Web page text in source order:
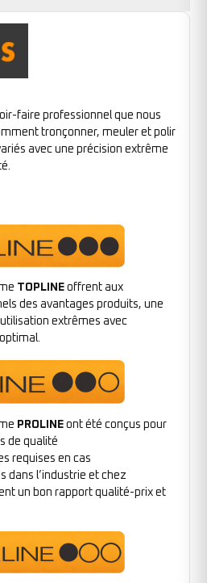
faire professionnel que nous
tronçonner, meuler et polir
avec une précision extrême
TOPLINE offrent aux
des avantages produits, une
extrêmes avec
PROLINE ont été conçus pour
de qualité
requises en cas
dans l’industrie et chez
un bon rapport qualité-prix et